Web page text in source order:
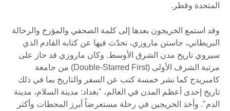
المتحدة وقطر.
وقد استمع الخريجون بعدها إلى كلمة الصحفي والمؤرخ والرحالة
البريطاني، جاستن ماروزي، تحدّث فيها عن كتابه القادم الذي
سيروي تاريخ مدن الشرق الأوسط. وكان ماروزي قد حاز على
مرتبة الشرف الأولى (Double-Starred First) من جامعة
كامبريدج كما نشر خمسة كتب عن السفر والتاريخ بما في ذلك
تاريخ إحدى أعظم المدن في العالم، "بغداد: مدينة السلام، مدينة
الدم". وأخذ الخريجين في رحلة مستعرضاً أبرز المحطات وأكثر